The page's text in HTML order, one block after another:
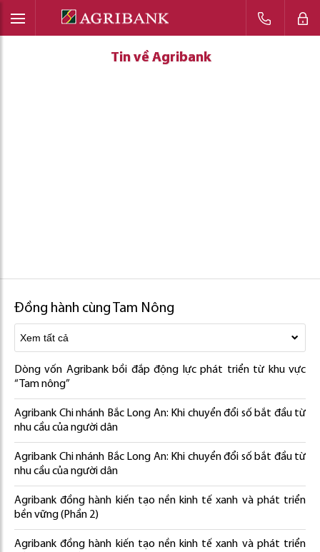
Tin về Agribank
Tin về Agribank
Tin về Agribank
Đồng hành cùng Tam Nông
Dòng vốn Agribank bồi đắp động lực phát triển từ khu vực
“Tam nông”
Agribank Chi nhánh Bắc Long An: Khi chuyển đổi số bắt đầu từ
nhu cầu của người dân
Agribank Chi nhánh Bắc Long An: Khi chuyển đổi số bắt đầu từ
nhu cầu của người dân
Agribank đồng hành kiến tạo nền kinh tế xanh và phát triển
bền vững (Phần 2)
Agribank đồng hành kiến tạo nền kinh tế xanh và phát triển